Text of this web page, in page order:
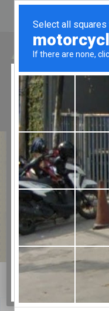
TELEFONO:
02 9067043
Chiusura
Fratelli
Da
AGOSTO
Con
agosto
VACANZE
CORDIALI
BERTOLESI